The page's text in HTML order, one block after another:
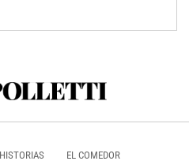
EL COMEDOR